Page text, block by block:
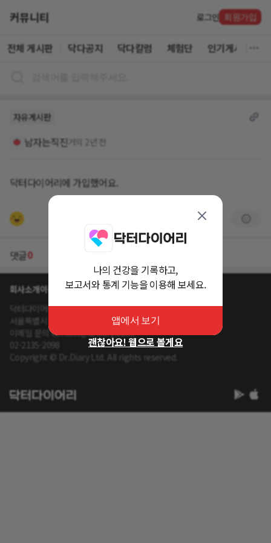
커뮤니티 로그인 회원가입
전체 게시판 닥다공지 닥다칼럼 체험단 인기게시글
자유게시판
남자는직진 거의 2년 전
닥터다이어리에 가입했어요.
댓글0
회사소개이용약관개인정보 처리방침
닥터다이어리 대표 : 송제윤
서울특별시 강남구 테헤란로 416 연봉빌딩 8층
이메일 문의 contact@drdiary.co.kr
02-2135-2098
Copyright © Dr.Diary Ltd. All rights reserved.
나의 건강을 기록하고,
보고서와 통계 기능을 이용해 보세요.
앱에서 보기
괜찮아요! 웹으로 볼게요